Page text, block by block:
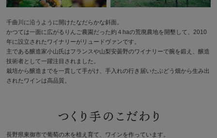
千曲川に沿うように開けたなだらかな斜面。
かつては一面に広がるりんご農園だった約４haの荒廃農地を開墾して、2010
年に設立されたワイナリーがリュードヴァンです。
主である醸造家小山氏はフランスや山梨安曇野のワイナリーで腕を鍛え、醸造
技術者として一躍注目されました。
栽培から醸造までを一貫して手がけ、手入れの行き届いたぶどう畑から生み出
されたワインは高品質。
長野県東御市で葡萄の木を植え育て、ワインを作っています。